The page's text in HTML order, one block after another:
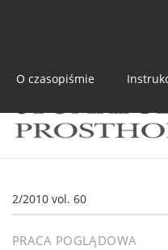
O czasopiśmie
2/2010 vol. 60
PRACA POGLĄDOWA